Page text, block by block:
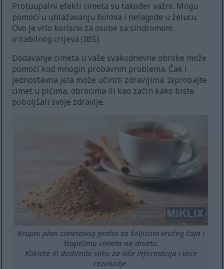
Protuupalni efekti cimeta su također važni. Mogu
pomoći u ublažavanju bolova i nelagode u želucu.
Ovo je vrlo korisno za osobe sa sindromom
iritabilnog crijeva (IBS).
Dodavanje cimeta u vaše svakodnevne obroke može
pomoći kod mnogih probavnih problema. Čak i
jednostavna jela može učiniti zdravijima. Isprobajte
cimet u pićima, obrocima ili kao začin kako biste
poboljšali svoje zdravlje.
Krupni plan cimetovog praha sa šoljicom vrućeg čaja i
štapićima cimeta na drvetu.
Kliknite ili dodirnite sliku za više informacija i veće
rezolucije.